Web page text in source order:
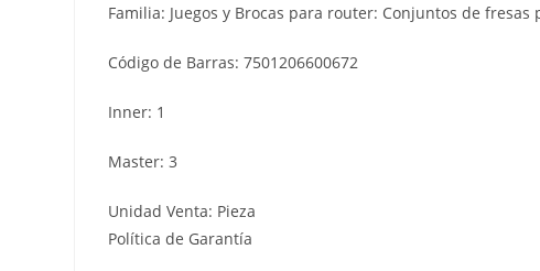
Familia: Juegos y Brocas para router: Conjuntos de
Código de Barras: 7501206600672
Inner: 1
Master: 3
Unidad Venta: Pieza
Política de Garantía